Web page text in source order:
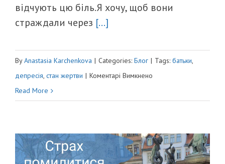
відчують цю біль.Я хочу, щоб вони
страждали через [...]
ByAnastasia Karchenkova | Categories: Блог | Tags: батьки,
депресія, стан жертви | Коментарі Вимкнено
Read More